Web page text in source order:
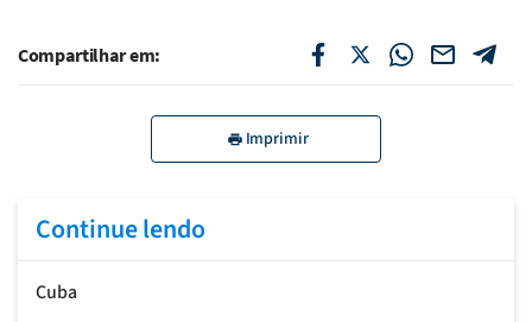
Compartilhar em:
Imprimir
Continue lendo
Cuba